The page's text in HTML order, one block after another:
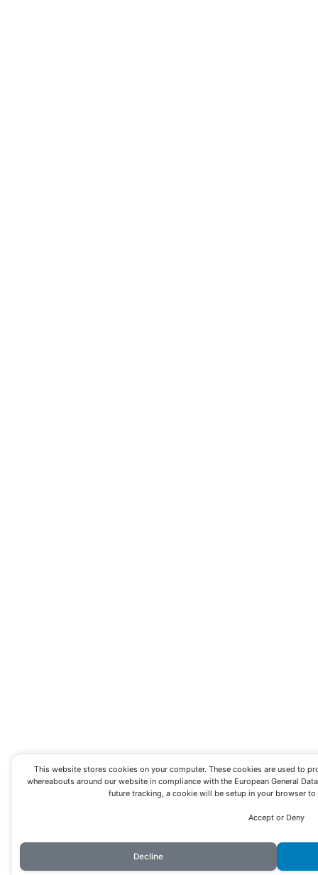
This website stores cookies on your computer. These cookies are used to
whereabouts around our website in compliance with the European General
future tracking, a cookie will be setup in your browser
Accept or Deny
Decline